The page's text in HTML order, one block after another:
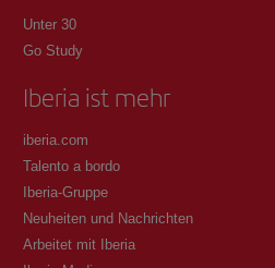
Unter 30
Go Study
Iberia ist mehr
iberia.com
Talento a bordo
Iberia-Gruppe
Neuheiten und Nachrichten
Arbeitet mit Iberia